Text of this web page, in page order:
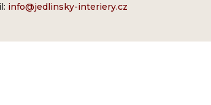
info@jedlinsky-interiery.cz